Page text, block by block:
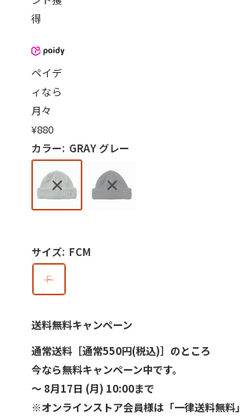
得
ペイデ
ィなら
月々
¥880
カラー: GRAY グレー
サイズ: FCM
F
送料無料キャンペーン
通常送料［通常550円(税込)］のところ
今なら無料キャンペーン中です。
～ 8月17日 (月) 10:00まで
※オンラインストア会員様は「一律送料無料」